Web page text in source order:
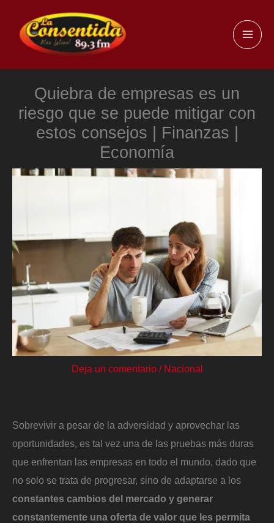
contenido
Quiebra de empresas es un
riesgo que se puede mitigar con
estos consejos | Finanzas |
Economía
Deja un comentario / Nacional
Sobrevivir a pesar de la adversidad y aprovechar las
oportunidades, es tal vez una de las pruebas más duras
que enfrentan las empresas en todo el mundo, dado que
no solo se trata de progresar, sino de adaptarse a los
constantes cambios del mercado y generar
constantemente una oferta de valor que les permita